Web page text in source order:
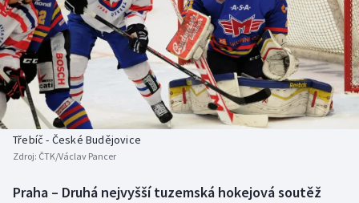
Americký fotbal
Atletika
Baseball a softbal
Basketbal
NEPŘEHLÉDNĚTE
Soutěže
Historické návraty
Aplikace ČT sport
Třebíč - České Budějovice
Zdroj: ČTK/Václav Pancer
Praha – Druhá nejvyšší tuzemská hokejová soutěž